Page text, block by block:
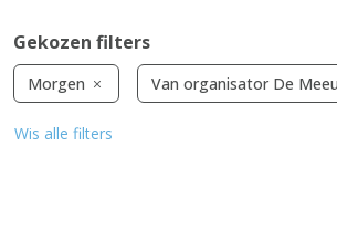
Gekozen filters
Morgen Van organisator De
Wis alle filters